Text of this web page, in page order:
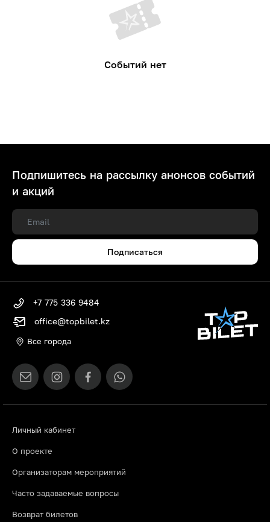
Событий нет
Подпишитесь на рассылку анонсов событий
и акций
Подписаться
Личный кабинет
О проекте
Организаторам мероприятий
Часто задаваемые вопросы
Возврат билетов
+7 775 336 9484
office@topbilet.kz
Все города